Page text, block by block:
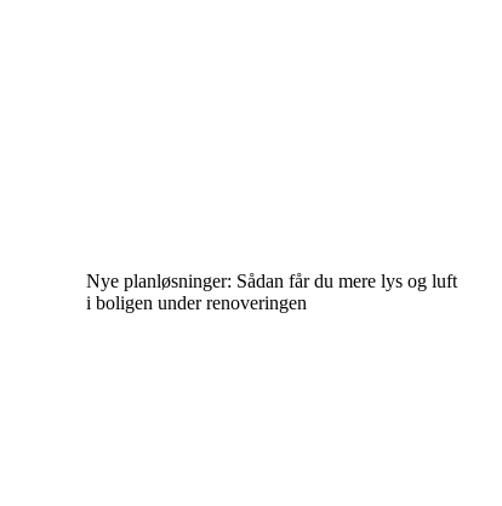
Nye planløsninger: Sådan får du mere lys og luft
i boligen under renoveringen